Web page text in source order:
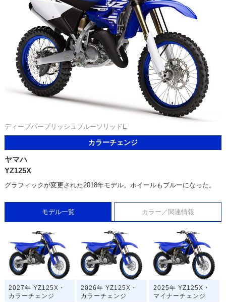
ディープパープリッシュブルーソリッドE
カラーチェンジ
ヤマハ
YZ125X
グラフィックが変更された2018年モデル。ホイールもブルーになった。
モデル一覧 カラー／関連情報
2027年 YZ125X・
カラーチェンジ
2026年 YZ125X・
カラーチェンジ
2025年 YZ125X・
マイナーチェンジ